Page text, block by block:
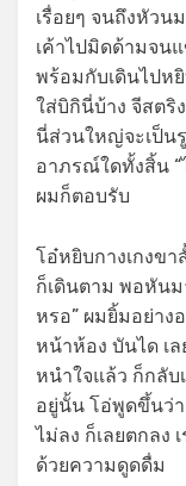
เรื่อยๆ จนถึงหัวน
เค้าไปมิดด้ามจน
พร้อมกับเดินไปห
ใส่บิกินี่บ้าง จีสตริ
นี่ส่วนใหญ่จะเป็น
อาภรณ์ใดทั้งสิ้น “
ผมก็ตอบรับ
โอ๋หยิบกางเกงข
ก็เดินตาม พอหันม
หรอ” ผมยิ้มอย่าง
หน้าห้อง บันได เ
หนำใจแล้ว ก็กลับ
อยู่นั้น โอ่พูดขึ้นว่
ไม่ลง ก็เลยตกลง
ด้วยความดูดดื่ม